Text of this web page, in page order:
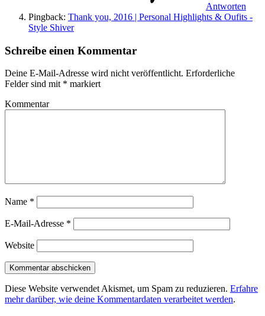
Antworten
Pingback: Thank you, 2016 | Personal Highlights & Oufits -
Style Shiver
Schreibe einen Kommentar
Deine E-Mail-Adresse wird nicht veröffentlicht. Erforderliche
Felder sind mit * markiert
Kommentar
Name *
E-Mail-Adresse *
Website
Diese Website verwendet Akismet, um Spam zu reduzieren. Erfahre
mehr darüber, wie deine Kommentardaten verarbeitet werden.